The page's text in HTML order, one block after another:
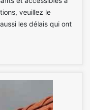
veuillez le
les délais qui ont